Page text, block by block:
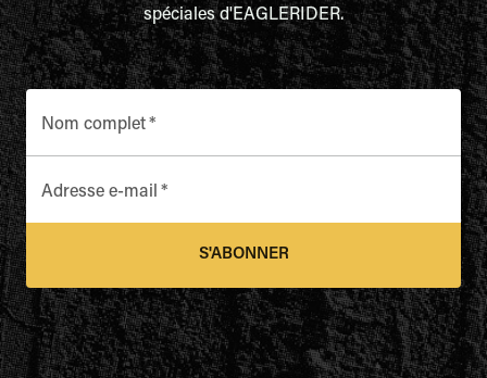
spéciales d'EAGLERIDER.
Nom complet*
Adresse e-mail *
S'ABONNER